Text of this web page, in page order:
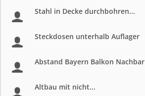
Stahl in Decke durchbohren...
Steckdosen unterhalb Auflager
Abstand Bayern Balkon Nachbar
Altbau mit nicht...